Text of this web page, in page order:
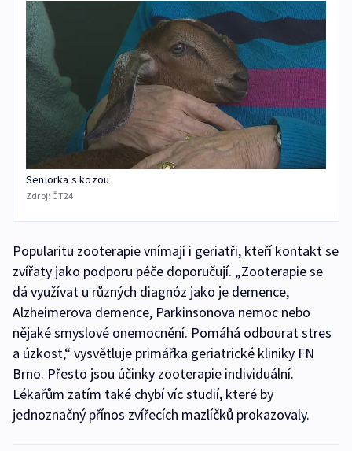
Seniorka s kozou
Zdroj: ČT24
Popularitu zooterapie vnímají i geriatři, kteří kontakt se
zvířaty jako podporu péče doporučují. „Zooterapie se
dá využívat u různých diagnóz jako je demence,
Alzheimerova demence, Parkinsonova nemoc nebo
nějaké smyslové onemocnění. Pomáhá odbourat stres
a úzkost,“ vysvětluje primářka geriatrické kliniky FN
Brno. Přesto jsou účinky zooterapie individuální.
Lékařům zatím také chybí víc studií, které by
jednoznačný přínos zvířecích mazlíčků prokazovaly.